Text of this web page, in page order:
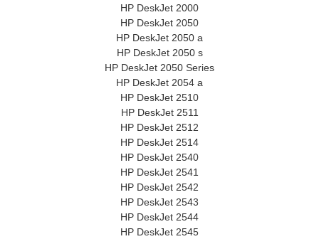
HP DeskJet 2000
HP DeskJet 2050
HP DeskJet 2050 a
HP DeskJet 2050 s
HP DeskJet 2050 Series
HP DeskJet 2054 a
HP DeskJet 2510
HP DeskJet 2511
HP DeskJet 2512
HP DeskJet 2514
HP DeskJet 2540
HP DeskJet 2541
HP DeskJet 2542
HP DeskJet 2543
HP DeskJet 2544
HP DeskJet 2545